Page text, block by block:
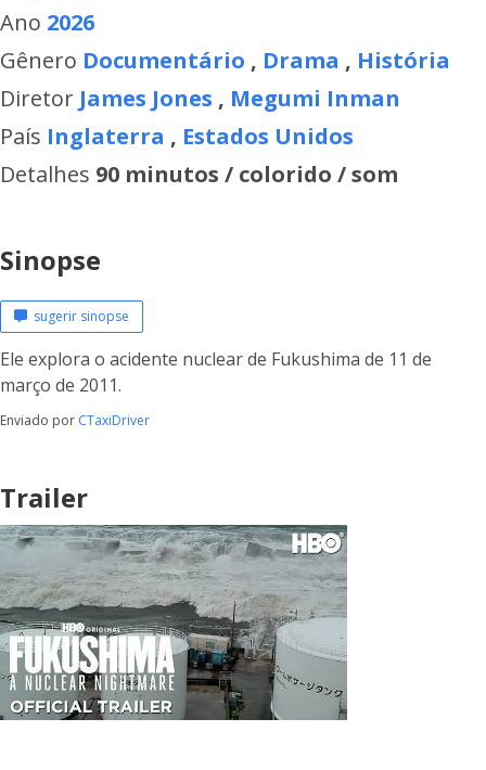
Ano 2026
Gênero Documentário , Drama , História
Diretor James Jones , Megumi Inman
País Inglaterra , Estados Unidos
Detalhes 90 minutos / colorido / som
Sinopse
sugerir sinopse
Ele explora o acidente nuclear de Fukushima de 11 de
março de 2011.
Enviado por CTaxiDriver
Trailer